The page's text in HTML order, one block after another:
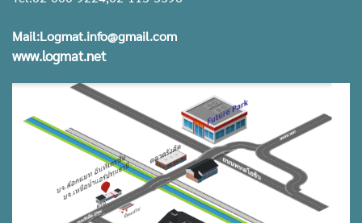
Mail:Logmat.info@gmail.com
www.logmat.net